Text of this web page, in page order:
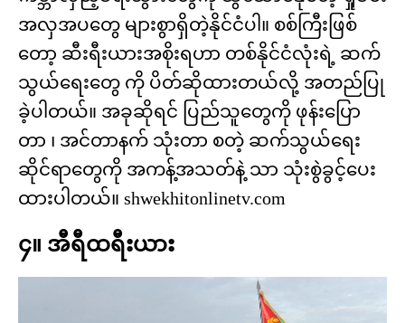
အလှအပတွေ များစွာရှိတဲ့နိုင်ငံပါ။ စစ်ကြီးဖြစ်
တော့ ဆီးရီးယားအစိုးရဟာ တစ်နိုင်ငံလုံးရဲ့ ဆက်
သွယ်ရေးတွေ ကို ပိတ်ဆိုထားတယ်လို့ အတည်ပြု
ခဲ့ပါတယ်။ အခုဆိုရင် ပြည်သူတွေကို ဖုန်းပြော
တာ ၊ အင်တာနက် သုံးတာ စတဲ့ ဆက်သွယ်ရေး
ဆိုင်ရာတွေကို အကန့်အသတ်နဲ့ သာ သုံးစွဲခွင့်ပေး
ထားပါတယ်။ shwekhitonlinetv.com
၄။ အီရီထရီးယား